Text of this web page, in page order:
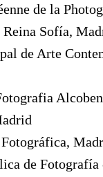
de la
Reina Sofía,
de Arte
de Fotografía